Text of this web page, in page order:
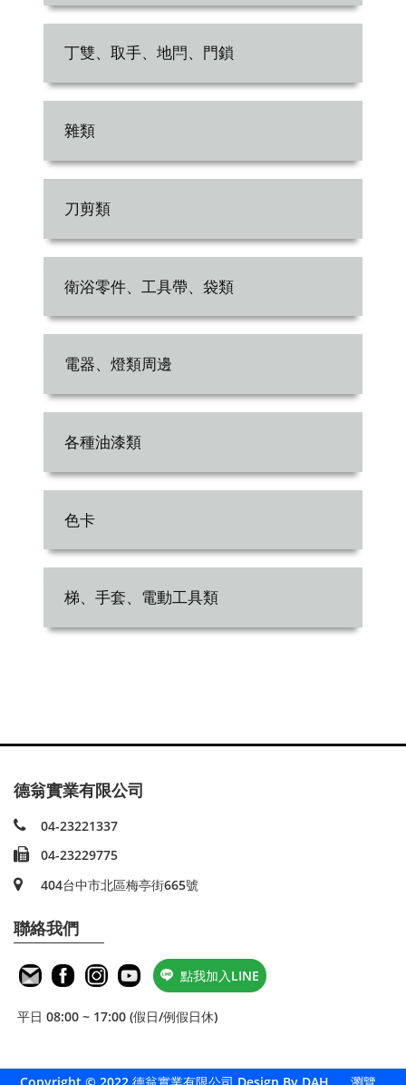
丁雙、取手、地閂、門鎖
雜類
刀剪類
衛浴零件、工具帶、袋類
電器、燈類周邊
各種油漆類
色卡
梯、手套、電動工具類
德翁實業有限公司
04-23221337
04-23229775
404台中市北區梅亭街665號
聯絡我們
點我加入LINE
平日 08:00 ~ 17:00 (假日/例假日休)